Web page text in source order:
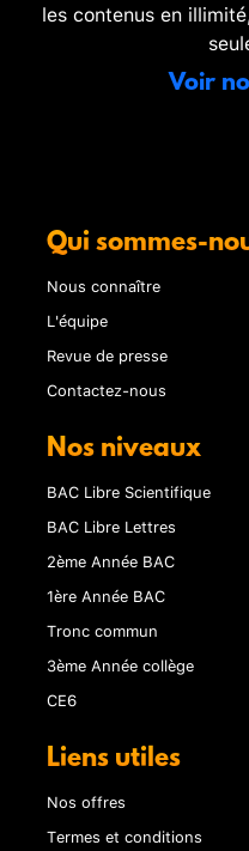
les contenus en
Voir
Qui sommes-
Nous connaître
L'équipe
Revue de presse
Contactez-nous
Nos niveaux
BAC Libre Scientifique
BAC Libre Lettres
2ème Année BAC
1ère Année BAC
Tronc commun
3ème Année collège
CE6
Liens utiles
Nos offres
Termes et conditions